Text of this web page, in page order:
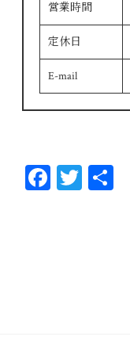
営業時間
定休日
E-mail
Fa T